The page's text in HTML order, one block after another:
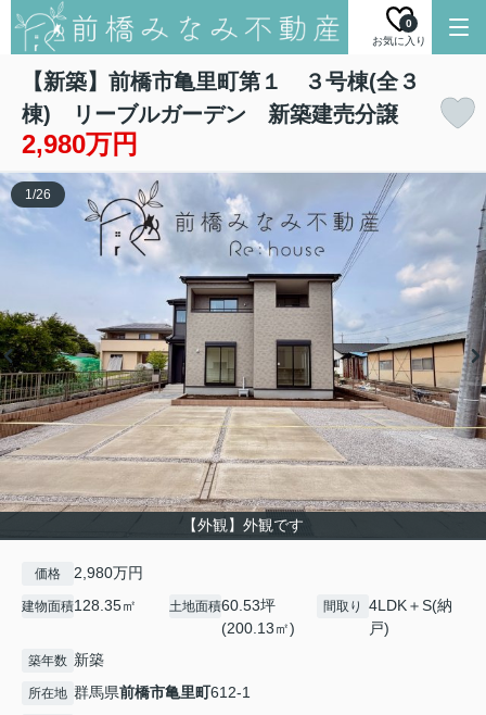
お気に入り
0
【新築】前橋市亀里町第１ ３号棟(全３
棟) リーブルガーデン 新築建売分譲
2,980万円
【外観】外観です
1/26
価格 2,980万円
建物面積128.35㎡ 土地面積60.53坪
(200.13㎡)
間取り
4LDK＋S(納
戸)
築年数 新築
所在地 群馬県前橋市亀里町612-1